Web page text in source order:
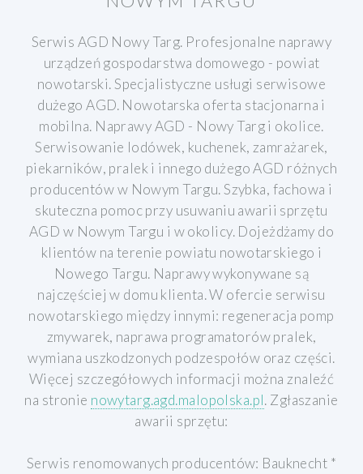
Serwis AGD Nowy Targ. Profesjonalne naprawy
urządzeń gospodarstwa domowego - powiat
nowotarski. Specjalistyczne usługi serwisowe
dużego AGD. Nowotarska oferta stacjonarna i
mobilna. Naprawy AGD - Nowy Targ i okolice.
Serwisowanie lodówek, kuchenek, zamrażarek,
piekarników, pralek i innego dużego AGD różnych
producentów w Nowym Targu. Szybka, fachowa i
skuteczna pomoc przy usuwaniu awarii sprzętu
AGD w Nowym Targu i w okolicy. Dojeżdżamy do
klientów na terenie powiatu nowotarskiego i
Nowego Targu. Naprawy wykonywane są
najczęściej w domu klienta. W ofercie serwisu
nowotarskiego między innymi: regeneracja pomp
zmywarek, naprawa programatorów pralek,
wymiana uszkodzonych podzespołów oraz części.
Więcej szczegółowych informacji można znaleźć
na stronie nowytarg.agd.malopolska.pl. Zgłaszanie
awarii sprzętu:
Serwis renomowanych producentów: Bauknecht *